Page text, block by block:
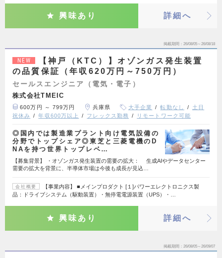
興味あり 詳細へ
掲載期間 26/08/05～26/08/18
NEW
【神戸（KTC）】オゾンガス発生装置
の品質保証（年収620万円～750万円）
セールスエンジニア（電気・電子）
株式会社TMEIC
600万円 ～ 799万円 兵庫県 大手企業 転勤なし
土日
祝休み
年収600万以上 フレックス勤務 リモートワーク可能
◎国内では製造業プラント向け電気設備の
分野でトップシェア◎東芝と三菱電機のD
NAを持つ世界トップレベ…
【募集背景】 ・オゾンガス発生装置の需要の拡大： 生成AIやデータセンター
需要の拡大を背景に、半導体市場は今後も成長が見込…
会社概要
【事業内容】 ■メインプロダクト [１]パワーエレクトロニクス製
品：ドライブシステム（駆動装置）・無停電電源装置（UPS）・…
興味あり 詳細へ
掲載期間 26/08/05～26/09/07